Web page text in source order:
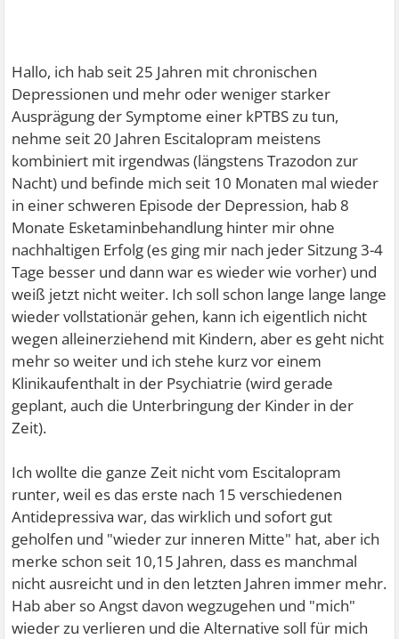
Hallo, ich hab seit 25 Jahren mit chronischen
Depressionen und mehr oder weniger starker
Ausprägung der Symptome einer kPTBS zu tun,
nehme seit 20 Jahren Escitalopram meistens
kombiniert mit irgendwas (längstens Trazodon zur
Nacht) und befinde mich seit 10 Monaten mal wieder
in einer schweren Episode der Depression, hab 8
Monate Esketaminbehandlung hinter mir ohne
nachhaltigen Erfolg (es ging mir nach jeder Sitzung 3-4
Tage besser und dann war es wieder wie vorher) und
weiß jetzt nicht weiter. Ich soll schon lange lange lange
wieder vollstationär gehen, kann ich eigentlich nicht
wegen alleinerziehend mit Kindern, aber es geht nicht
mehr so weiter und ich stehe kurz vor einem
Klinikaufenthalt in der Psychiatrie (wird gerade
geplant, auch die Unterbringung der Kinder in der
Zeit).
Ich wollte die ganze Zeit nicht vom Escitalopram
runter, weil es das erste nach 15 verschiedenen
Antidepressiva war, das wirklich und sofort gut
geholfen und "wieder zur inneren Mitte" hat, aber ich
merke schon seit 10,15 Jahren, dass es manchmal
nicht ausreicht und in den letzten Jahren immer mehr.
Hab aber so Angst davon wegzugehen und "mich"
wieder zu verlieren und die Alternative soll für mich